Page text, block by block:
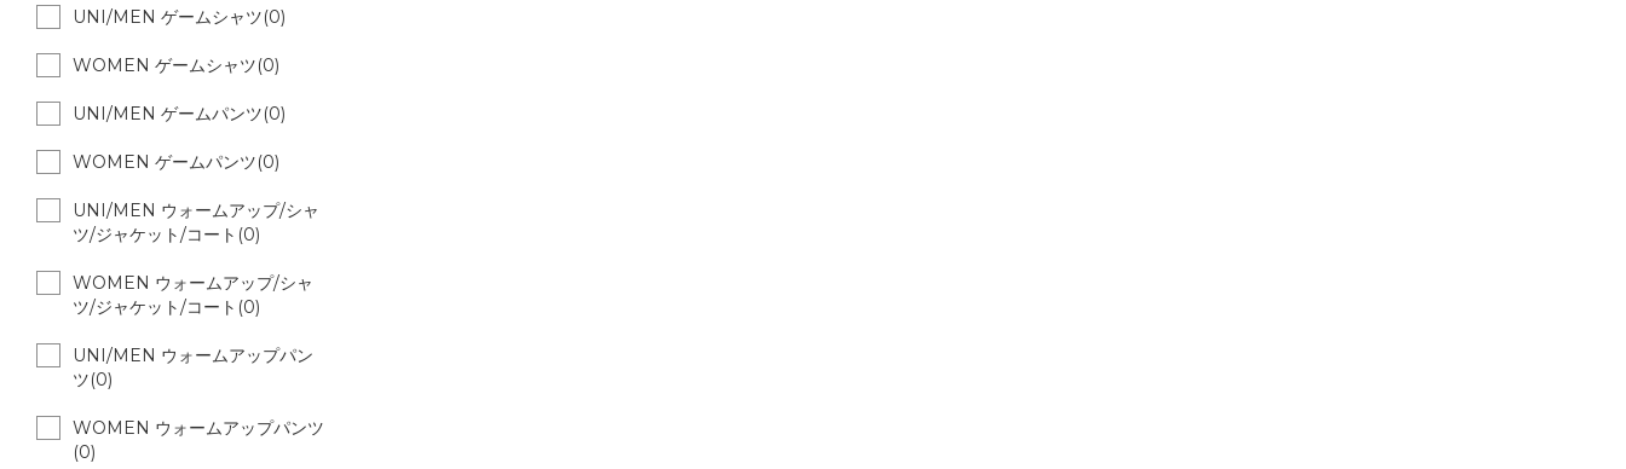
UNI/MEN ゲームシャツ(0)
WOMEN ゲームシャツ(0)
UNI/MEN ゲームパンツ(0)
WOMEN ゲームパンツ(0)
UNI/MEN ウォームアップ/シャ
ツ/ジャケット/コート(0)
WOMEN ウォームアップ/シャ
ツ/ジャケット/コート(0)
UNI/MEN ウォームアップパン
ツ(0)
WOMEN ウォームアップパンツ
(0)